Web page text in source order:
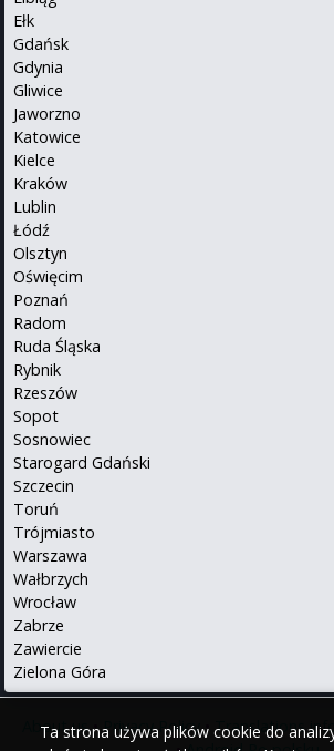
Ta strona używa plików cookie do
Ełk
Gdańsk
Gdynia
Gliwice
Jaworzno
Katowice
Kielce
Kraków
Lublin
Łódź
Olsztyn
Oświęcim
Poznań
Radom
Ruda Śląska
Rybnik
Rzeszów
Sopot
Sosnowiec
Starogard Gdański
Szczecin
Toruń
Trójmiasto
Warszawa
Wałbrzych
Wrocław
Zabrze
Zawiercie
Zielona Góra
About us•Privacy Policy• Translations